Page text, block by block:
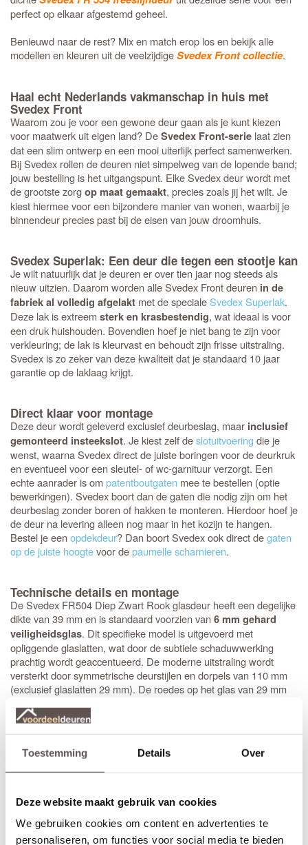
Toestemming Details Over
Deze website maakt gebruik van cookies
We gebruiken cookies om content en advertenties te
personaliseren, om functies voor social media te bieden
perfect op elkaar afgestemd geheel.
Benieuwd naar de rest? Mix en match erop los en bekijk alle
modellen en kleuren uit de veelzijdigeSvedex Front collectie.
Haal echt Nederlands vakmanschap in huis met
Svedex Front
Waarom zou je voor een gewone deur gaan als je kunt kiezen
voor maatwerk uit eigen land? DeSvedex Front-serie laat zien
dat een slim ontwerp en een mooi uiterlijk perfect samenwerken.
Bij Svedex rollen de deuren niet simpelweg van de lopende band;
jouw bestelling is het uitgangspunt. Elke Svedex deur wordt met
de grootste zorgop maat gemaakt, precies zoals jij het wilt. Je
kiest hiermee voor een bijzondere manier van wonen, waarbij je
binnendeur precies past bij de eisen van jouw droomhuis.
Svedex Superlak: Een deur die tegen een stootje kan
Je wilt natuurlijk dat je deuren er over tien jaar nog steeds als
nieuw uitzien. Daarom worden alle Svedex Front deuren in de
fabriek al volledig afgelakt met de specialeSvedex Superlak.
Deze lak is extreemsterk en krasbestendig, wat ideaal is voor
een druk huishouden. Bovendien hoef je niet bang te zijn voor
verkleuring; de lak is kleurvast en behoudt zijn frisse uitstraling.
Svedex is zo zeker van deze kwaliteit dat je standaard 10 jaar
garantie op de laklaag krijgt.
Direct klaar voor montage
Deze deur wordt geleverd exclusief deurbeslag, maar inclusief
gemonteerd insteekslot. Je kiest zelf deslotuitvoeringdie je
wenst, waarna Svedex direct de juiste boringen voor de deurkruk
en eventueel voor een sleutel- of wc-garnituur verzorgt. Een
echte aanrader is ompatentboutgaten mee te bestellen (optie
bewerkingen). Svedex boort dan de gaten die nodig zijn om het
deurbeslag zonder boren of hakken te monteren. Hierdoor hoef je
de deur na levering alleen nog maar in het kozijn te hangen.
Bestel je eenopdekdeur? Dan boort Svedex ook direct degaten
op de juiste hoogtevoor depaumelle scharnieren.
Technische details en montage
De Svedex FR504 Diep Zwart Rook glasdeur heeft een degelijke
dikte van 39 mm en is standaard voorzien van6 mm gehard
veiligheidsglas. Dit specifieke model is uitgevoerd met
opliggende glaslatten, wat door de subtiele schaduwwerking
prachtig wordt geaccentueerd. De moderne uitstraling wordt
versterkt door symmetrische deurstijlen en dorpels van 110 mm
(exclusief glaslatten 29 mm). De roedes op het glas van 29 mm
maakt. Bovendien is de deur direct klaar voor montage: het
Stompe Svedex deuren zijn altijdarmgeschaafd
. Opdekdeuren
zijn altijd voorzien van boringen voor de scharnieren op
opdekuitvoering, in elke denkbare standaardmaat of afwijkende
afmeting. Het is voor beide uitvoeringen van belang dat je de